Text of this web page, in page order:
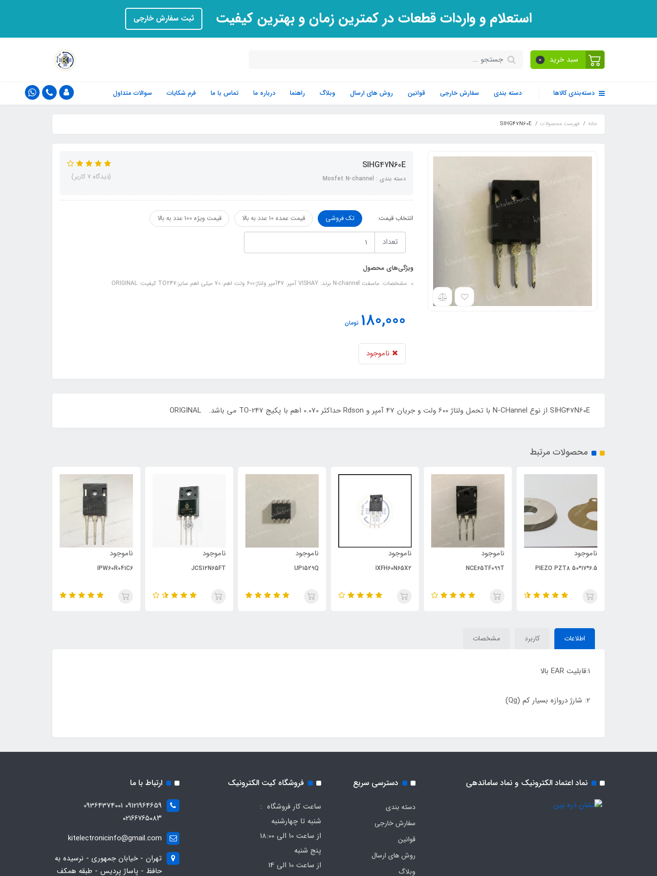
استعلام و واردات قطعات در کمترین زمان و بهترین کیفیت ثبت سفارش خارجی
سبد خرید 0
دسته‌بندی کالاها دسته بندی سفارش خارجی قوانین روش های ارسال وبلاگ راهنما درباره ما تماس با ما فرم‌ شکایات سوالات متداول
خانه فهرست محصولات SIHG47N60E
SIHG47N60E
دسته بندی : Mosfet N-channel (دیدگاه 7 کاربر)
انتخاب قیمت: تک فروشی قیمت عمده 10 عدد به بالا قیمت ویژه 100 عدد به بالا
تعداد
ویژگی‌های محصول
مشخصات: ماسفت N-channel برند: VISHAY آمپر: 47آمپر ولتاژ:600 ولت اهم:.70 میلی اهم سایز:TO247 کیفیت: ORIGINAL
180,000 تومان
ناموجود
محصولات مرتبط
ناموجود
PIEZO PZT8 50*17*6.5
ناموجود
NCE65TF099T
ناموجود
IXFH60N65X2
ناموجود
UP1529Q
ناموجود
JCS12N65FT
ناموجود
IPW60R041C6
اطلاعات کاربرد مشخصات
1:قابلیت EAR بالا
2: شارژ دروازه بسیار کم (Qg)
نماد اعتماد الکترونیک و نماد ساماندهی دسترسی سریع
دسته بندی
سفارش خارجی
قوانین
روش های ارسال
وبلاگ
فروشگاه کیت الکترونیک
ساعت کار فروشگاه :
شنبه تا چهارشنبه
از ساعت 10 الی 18:00
پنج شنبه
از ساعت 10 الی 14
ارتباط با ما
09121964659 09364374001
۰۲۱۶۶۷۶۵۰۸۳
kitelectronicinfo@gmail.com
تهران - خیابان جمهوری - نرسیده به
حافظ - پاساژ پردیس - طبقه همکف